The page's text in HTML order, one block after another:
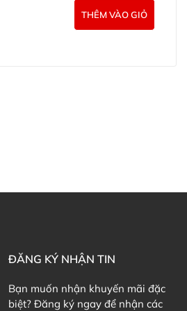
7 mg) 6.4mg.
90 viên hiện đang được bán
THÊM VÀO GIỎ
ĐĂNG KÝ NHẬN TIN
Bạn muốn nhận khuyến mãi đặc
biệt? Đăng ký ngay để nhận các